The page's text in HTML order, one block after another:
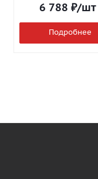
6 788 ₽/шт
Подробнее